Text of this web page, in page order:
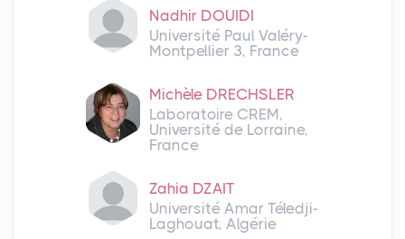
Nadhir DOUIDI
Université Paul Valéry-
Montpellier 3, France
Michèle DRECHSLER
Laboratoire CREM,
Université de Lorraine,
France
Zahia DZAIT
Université Amar Téledji-
Laghouat, Algérie